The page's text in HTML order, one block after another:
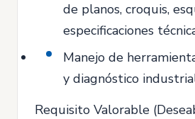
de planos, croquis,
especificaciones
Manejo de
y diagnóstico
Requisito Valorable